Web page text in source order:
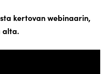
kertovan webinaarin,
alta.